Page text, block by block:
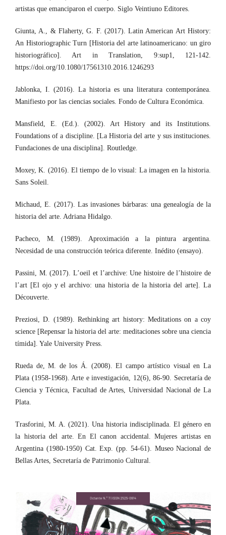
artistas que emanciparon el cuerpo. Siglo Veintiuno Editores.
Giunta, A., & Flaherty, G. F. (2017). Latin American Art History:
An Historiographic Turn [Historia del arte latinoamericano: un giro
historiográfico]. Art in Translation, 9:sup1, 121-142.
https://doi.org/10.1080/17561310.2016.1246293
Jablonka, I. (2016). La historia es una literatura contemporánea.
Manifiesto por las ciencias sociales. Fondo de Cultura Económica.
Mansfield, E. (Ed.). (2002). Art History and its Institutions.
Foundations of a discipline. [La Historia del arte y sus instituciones.
Fundaciones de una disciplina]. Routledge.
Moxey, K. (2016). El tiempo de lo visual: La imagen en la historia.
Sans Soleil.
Michaud, E. (2017). Las invasiones bárbaras: una genealogía de la
historia del arte. Adriana Hidalgo.
Pacheco, M. (1989). Aproximación a la pintura argentina.
Necesidad de una construcción teórica diferente. Inédito (ensayo).
Passini, M. (2017). L’oeil et l’archive: Une histoire de l’histoire de
l’art [El ojo y el archivo: una historia de la historia del arte]. La
Découverte.
Preziosi, D. (1989). Rethinking art history: Meditations on a coy
science [Repensar la historia del arte: meditaciones sobre una ciencia
tímida]. Yale University Press.
Rueda de, M. de los Á. (2008). El campo artístico visual en La
Plata (1958-1968). Arte e investigación, 12(6), 86-90. Secretaría de
Ciencia y Técnica, Facultad de Artes, Universidad Nacional de La
Plata.
Trasforini, M. A. (2021). Una historia indisciplinada. El género en
la historia del arte. En El canon accidental. Mujeres artistas en
Argentina (1980-1950) Cat. Exp. (pp. 54-61). Museo Nacional de
Bellas Artes, Secretaría de Patrimonio Cultural.